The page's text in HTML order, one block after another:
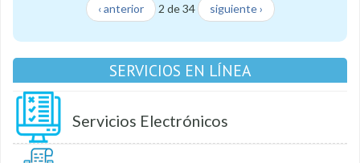
‹ anterior 2 de 34 siguiente ›
SERVICIOS EN LÍNEA
Servicios Electrónicos